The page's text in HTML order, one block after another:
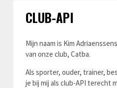
CLUB-API
Mijn naam is Kim
van onze club, Catba.
Als sporter, ouder, trainer,
je bij mij als club-API terecht